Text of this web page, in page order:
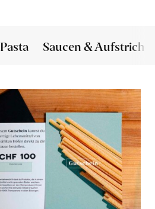
Pasta Saucen & Aufstriche